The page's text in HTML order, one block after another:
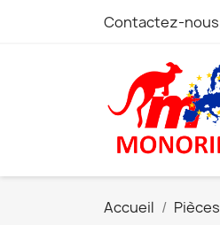
Contactez-nous
Accueil Pièces